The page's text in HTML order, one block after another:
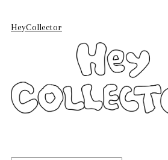
HeyCollector